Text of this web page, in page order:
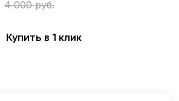
4 000 руб.
Купить в 1 клик